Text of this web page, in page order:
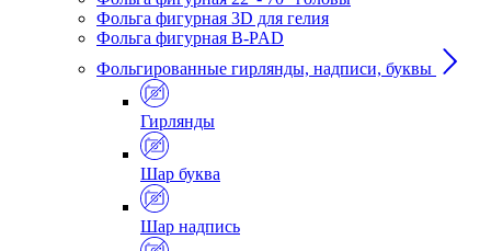
Фольга фигурная 3D для гелия
Фольга фигурная B-PAD
Фольгированные гирлянды, надписи, буквы
Гирлянды
Шар буква
Шар надпись